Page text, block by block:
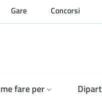
Gare Concorsi
fare per